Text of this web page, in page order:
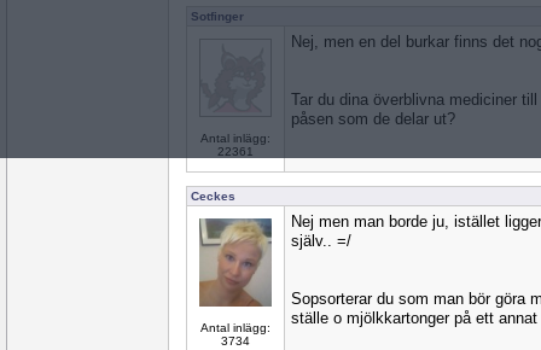
Sotfinger
Antal inlägg:
22361
Nej, men en del burkar finns det
Tar du dina överblivna mediciner
påsen som de delar ut?
Ceckes
Antal inlägg:
3734
Nej men man borde ju, istället
själv.. =/
Sopsorterar du som man bör göra
ställe o mjölkkartonger på ett